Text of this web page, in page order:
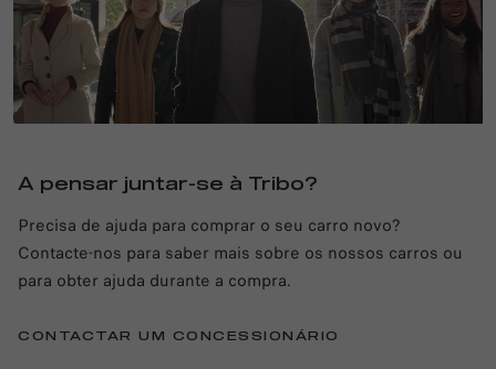
A pensar juntar-se à Tribo?
Precisa de ajuda para comprar o seu carro novo?
Contacte-nos para saber mais sobre os nossos carros ou
para obter ajuda durante a compra.
CONTACTAR UM CONCESSIONÁRIO